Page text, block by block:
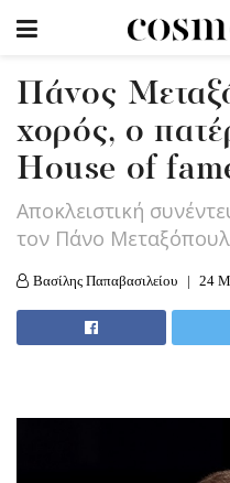
Πάνος
χορός, ο
House of
Αποκλειστική
τον Πάνο
Βασίλης Παπαβασιλείου 24